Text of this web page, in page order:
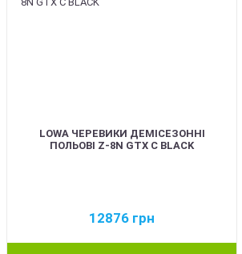
LOWA ЧЕРЕВИКИ ДЕМІСЕЗОННІ
ПОЛЬОВІ Z-8N GTX C BLACK
12876 грн